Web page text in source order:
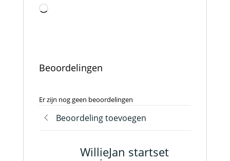
Aan
Beoordelingen
Er zijn nog geen beoordelingen
Beoordeling toevoegen
WillieJan startset